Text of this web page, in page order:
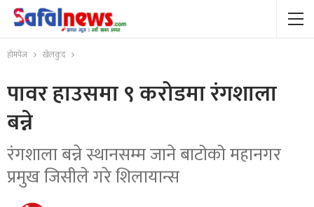
होमपेज खेलकुद
पावर हाउसमा ९ करोडमा रंगशाला
बन्ने
रंगशाला बन्ने स्थानसम्म जाने बाटोको महानगर
प्रमुख जिसीले गरे शिलायान्स